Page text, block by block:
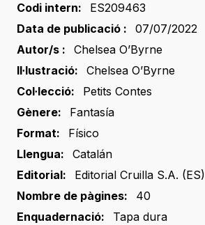
Codi intern:
ES209463
Data de publicació :
07/07/2022
Autor/s :
Chelsea O’Byrne
Il·lustració:
Chelsea O’Byrne
Col·lecció:
Petits Contes
Gènere:
Fantasía
Format:
Físico
Llengua:
Catalán
Editorial:
Editorial Cruilla S.A. (ES)
Nombre de pàgines:
40
Enquadernació:
Tapa dura